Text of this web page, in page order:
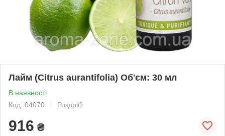
Лайм (Citrus aurantifolia) Об'єм: 30 мл
В наявності
Код: 04070
Роздріб
916 ₴